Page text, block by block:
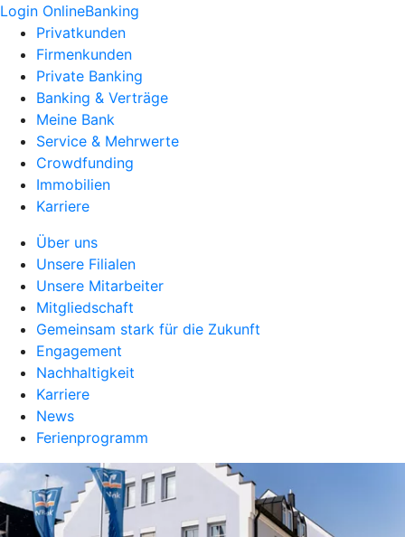
Login OnlineBanking
Privatkunden
Firmenkunden
Private Banking
Banking & Verträge
Meine Bank
Service & Mehrwerte
Crowdfunding
Immobilien
Karriere
Über uns
Unsere Filialen
Unsere Mitarbeiter
Mitgliedschaft
Gemeinsam stark für die Zukunft
Engagement
Nachhaltigkeit
Karriere
News
Ferienprogramm